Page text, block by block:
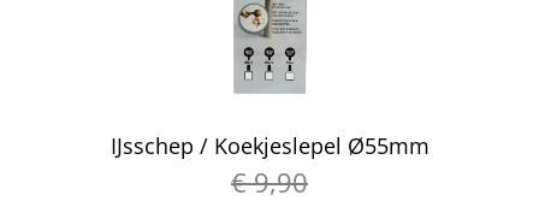
IJsschep / Koekjeslepel Ø55mm
€9,90